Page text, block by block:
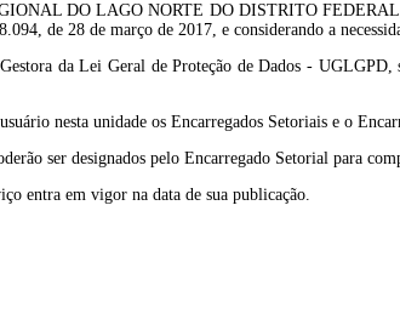
DO LAGO NORTE DO DISTRITO FEDERAL,
de 28 de março de 2017, e considerando a
da Lei Geral de Proteção de Dados -
nesta unidade os Encarregados Setoriais e o
ser designados pelo Encarregado Setorial para
entra em vigor na data de sua publicação.